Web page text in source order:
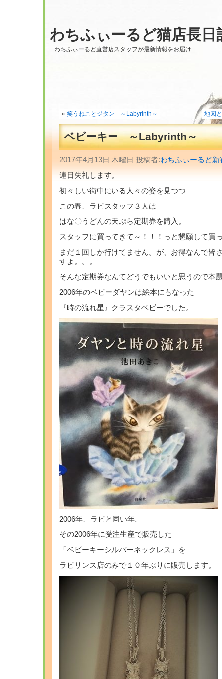
わちふぃーるど猫店長日
わちふぃーるど直営店スタッフが最新情報をお届け
« 笑うねことジタン ～Labyrinth～ 地図
ベビーキー ～Labyrinth～
2017年4月13日 木曜日 投稿者:わちふぃーるど
連日失礼します。
初々しい街中にいる人々の姿を見つつ
この春、ラビスタッフ３人は
はな〇うどんの天ぷら定期券を購入。
スタッフに買ってきて～！！！っと懇願して買
まだ１回しか行けてません。が、お得なんで皆
すよ。。。
そんな定期券なんてどうでもいいと思うので本
2006年のベビーダヤンは絵本にもなった
『時の流れ星』クラスタベビーでした。
2006年、ラビと同い年。
その2006年に受注生産で販売した
「ベビーキーシルバーネックレス」を
ラビリンス店のみで１０年ぶりに販売します。